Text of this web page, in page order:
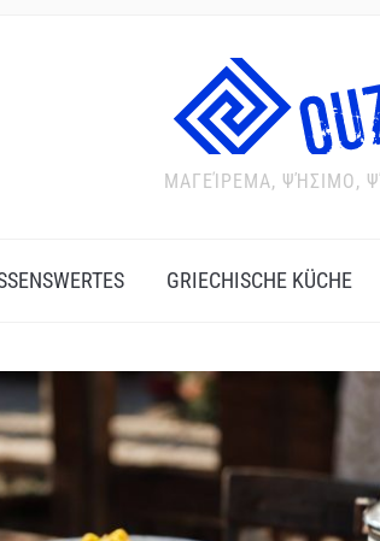
ΜΑΓΕΊΡΕΜΑ, ΨΉΣΙΜΟ,
GRIECHISCHE KÜCHE